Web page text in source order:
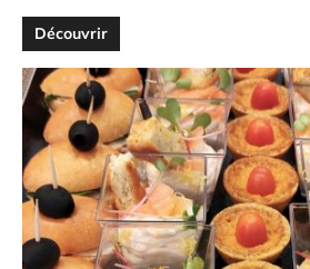
Découvrir